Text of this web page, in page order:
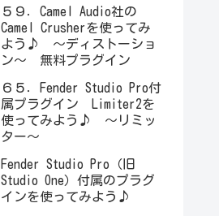
５９．Camel Audio社の
Camel Crusherを使ってみ
よう♪ ～ディストーショ
ン～ 無料プラグイン
６５．Fender Studio Pro付
属プラグイン Limiter2を
使ってみよう♪ ～リミッ
ター～
Fender Studio Pro（旧
Studio One）付属のプラグ
インを使ってみよう♪